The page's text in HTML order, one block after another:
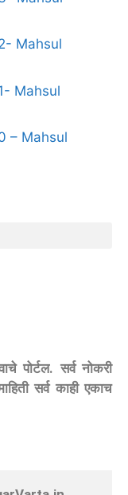
Mahsul
Mahsul
– Mahsul
पोर्टल. सर्व नोकरी
सर्व काही एकाच